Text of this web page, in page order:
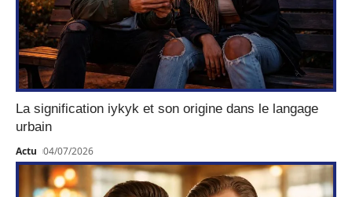
La signification iykyk et son origine dans le langage
urbain
Actu 04/07/2026